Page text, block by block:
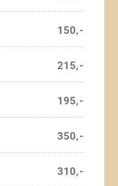
150,-
215,-
195,-
350,-
310,-